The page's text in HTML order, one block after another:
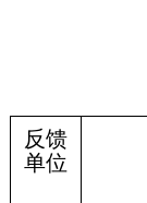
反馈
单位